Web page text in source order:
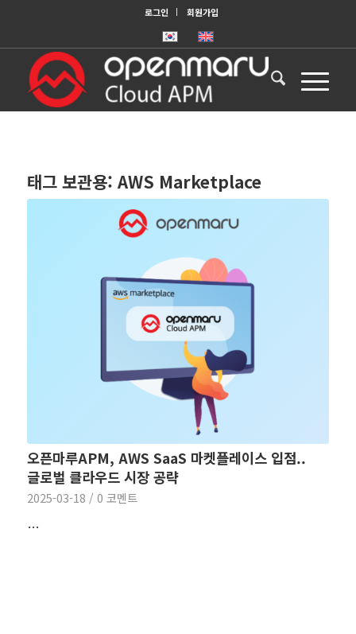
로그인 회원가입
태그 보관용: AWS Marketplace
오픈마루APM, AWS SaaS 마켓플레이스 입점..
글로벌 클라우드 시장 공략
2025-03-18 / 0 코멘트
…